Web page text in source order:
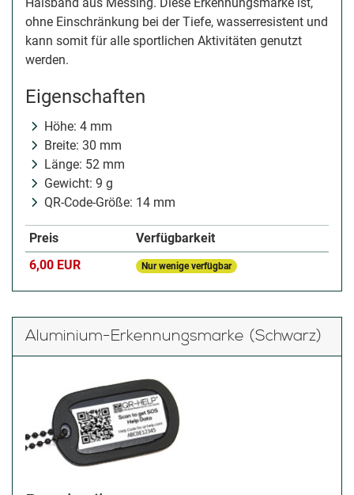
ohne Einschränkung bei der Tiefe, wasserresistent und
kann somit für alle sportlichen Aktivitäten genutzt
werden.
Eigenschaften
Höhe: 4 mm
Breite: 30 mm
Länge: 52 mm
Gewicht: 9 g
QR-Code-Größe: 14 mm
Preis
Verfügbarkeit
6,00 EUR
Nur wenige verfügbar
Aluminium-Erkennungsmarke (Schwarz)